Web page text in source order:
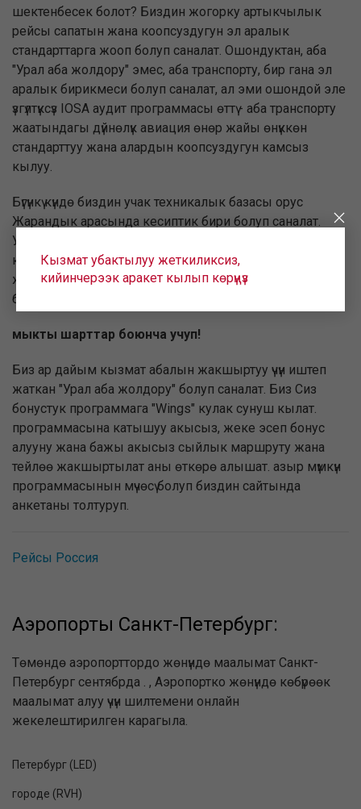
шектенбесек болот? Биздин жогорку артыкчылык
рейсы сапатын жана коопсуздугун эл аралык
стандарттарга жооп болуп саналат. Ошондуктан, аба
"Урал аба жолдору" эмес, аба транспорту, бир гана эл
аралык бирикмеси болуп саналат, ал эми ошондой эле
үзгүлтүксүз IOSA аудит программасы өттү - аба транспорту
жаатындагы дүйнөлүк авиация өнөр жайы өнүккөн
стандарттуу жана алардын коопсуздугун камсыз
кылуу.
Бүгүнкү күндө биздин учак техникалык базасы орус
Жарандык арасында кесиптик бири болуп саналат.
Улам паркын жогорку техникалык жабдуу үчүн, кызмат
кылууга "Урал аба жолдору" менен учуу команда жана
жогорку кесипкөйлүгү ташуу боюнча беш ири орус том
болуп саналат.
мыкты шарттар боюнча учуп!
Биз ар дайым кызмат абалын жакшыртуу үчүн иштеп
жаткан "Урал аба жолдору" болуп саналат. Биз Сиз
бонустук программага "Wings" кулак сунуш кылат.
программасына катышуу акысыз, жеке эсеп бонус
алууну жана бажы акысыз сыйлык маршруту жана
тейлөө жакшыртылат аны өткөрө алышат. азыр мүмкүн
программасынын мүчөсү болуп биздин сайтында
анкетаны толтуруп.
Рейсы Россия
Аэропорты Санкт-Петербург:
Төмөндө аэропорттордо жөнүндө маалымат Санкт-
Петербург сентябрда . , Аэропортко жөнүндө көбүрөөк
маалымат алуу үчүн шилтемени онлайн
жекелештирилген карагыла.
Петербург (LED)
городе (RVH)
Кызмат убактылуу жеткиликсиз,
кийинчерээк аракет кылып көрүңүз